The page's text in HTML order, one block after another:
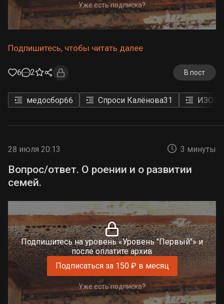
Уже есть подписка?
Подпишитесь, чтобы читать далее
6 2 В пост
медосбор66 Спроси Калёнова31
28 июля 20:13 3 минуты
Вопрос/ответ. О роении и о развитии
семей.
Подпишитесь на уровень «Уровень "Первый"» и
после оплатите архив
Подписаться за 150 ₽ в месяц
Уже есть подписка?